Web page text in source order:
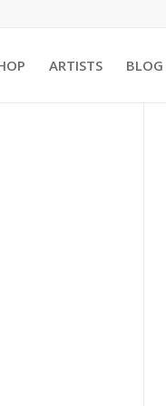
ARTISTS BLOG